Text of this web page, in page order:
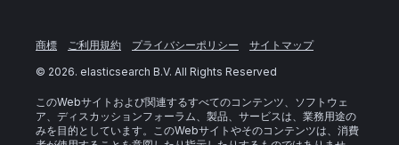
商標 ご利用規約 プライバシーポリシー
サイトマップ
© 2026. elasticsearch B.V. All Rights Reserved
このWebサイトおよび関連するすべてのコンテンツ、ソフトウェ
ア、ディスカッションフォーラム、製品、サービスは、業務用途の
みを目的としています。このWebサイトやそのコンテンツは、消費